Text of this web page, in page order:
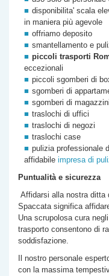
disponibilita' scala
in maniera più agevole
offriamo deposito
smantellamento e
piccoli trasporti
eccezionali
piccoli sgomberi di
sgomberi di
sgomberi di magazzini
traslochi di uffici
traslochi di negozi
traslochi case
pulizia professionale
affidabile impresa di
Puntualità e sicurezza
Affidarsi alla nostra ditta
Spaccata significa
Una scrupolosa cura
trasporto consentono di
soddisfazione.
Il nostro personale
con la massima